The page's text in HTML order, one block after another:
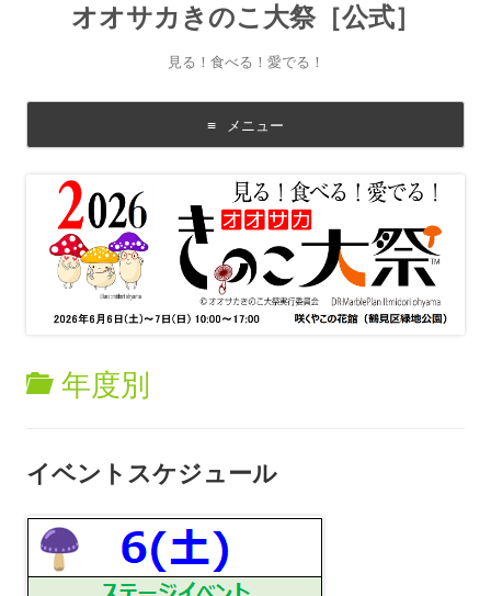
オオサカきのこ大祭［公式］
見る！食べる！愛でる！
メニュー
コ
年度別
イベントスケジュール